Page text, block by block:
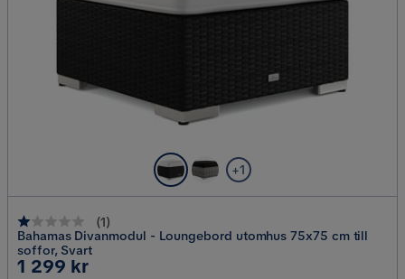
+1
(1)
Bahamas Divanmodul - Loungebord utomhus 75x75 cm till
soffor, Svart
Pris
1 299 kr